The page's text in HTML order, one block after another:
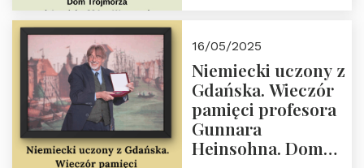
Dom Trójmorza 23
maja 2025 r. godz.
18:00.
16/05/2025
Niemiecki uczony z
Gdańska. Wieczór
pamięci profesora
Gunnara
Heinsohna. Dom